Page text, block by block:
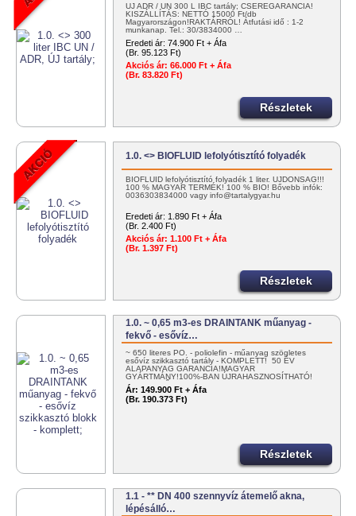
ÚJ ADR / UN 300 L IBC tartály; CSEREGARANCIA!
KISZÁLLÍTÁS: NETTÓ 15000 Ft/db
Magyarországon!RAKTÁRRÓL! Átfutási idő : 1-2
munkanap. Tel.: 30/3834000 …
Eredeti ár: 74.900 Ft + Áfa
(Br. 95.123 Ft)
Akciós ár: 66.000 Ft + Áfa
(Br. 83.820 Ft)
Részletek
1.0. <> BIOFLUID lefolyótisztító folyadék
BIOFLUID lefolyótisztító folyadék 1 liter. ÚJDONSÁG!!!
100 % MAGYAR TERMÉK! 100 % BIO! Bővebb infók:
0036303834000 vagy info@tartalygyar.hu
Eredeti ár: 1.890 Ft + Áfa
(Br. 2.400 Ft)
Akciós ár: 1.100 Ft + Áfa
(Br. 1.397 Ft)
Részletek
1.0. ~ 0,65 m3-es DRAINTANK műanyag -
fekvő - esővíz…
~ 650 literes PO. - poliolefin - műanyag szögletes
esővíz szikkasztó tartály - KOMPLETT! 50 ÉV
ALAPANYAG GARANCIA!MAGYAR
GYÁRTMÁNY!100%-BAN ÚJRAHASZNOSÍTHATÓ!
EGYSZERŰEN…
Ár: 149.900 Ft + Áfa
(Br. 190.373 Ft)
Részletek
1.1 - ** DN 400 szennyvíz átemelő akna,
lépésálló…